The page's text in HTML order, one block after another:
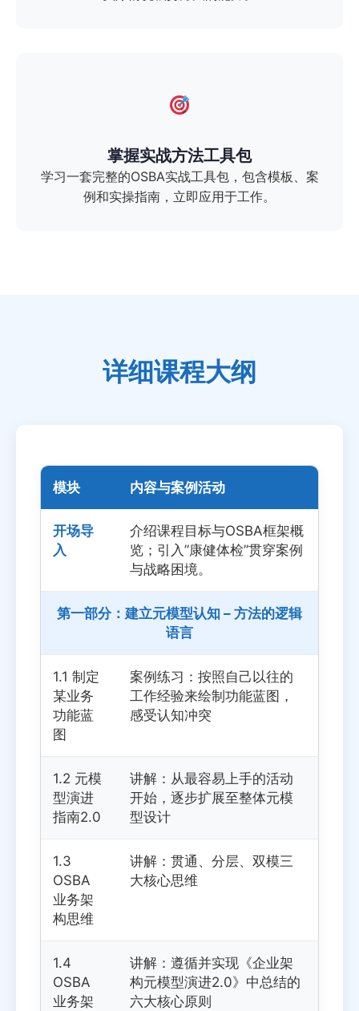
掌握实战方法工具包
学习一套完整的OSBA实战工具包，包含模板、案
例和实操指南，立即应用于工作。
详细课程大纲
模块 内容与案例活动
开场导
入
介绍课程目标与OSBA框架概
览；引入”康健体检”贯穿案例
与战略困境。
第一部分：建立元模型认知 – 方法的逻辑
语言
1.1 制定
某业务
功能蓝
图
案例练习：按照自己以往的
工作经验来绘制功能蓝图，
感受认知冲突
1.2 元模
型演进
指南2.0
讲解：从最容易上手的活动
开始，逐步扩展至整体元模
型设计
1.3
OSBA
业务架
构思维
讲解：贯通、分层、双模三
大核心思维
1.4
OSBA
业务架
讲解：遵循并实现《企业架
构元模型演进2.0》中总结的
六大核心原则